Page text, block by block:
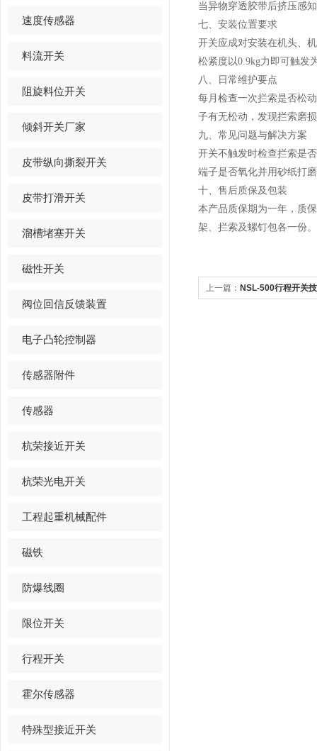
速度传感器
料流开关
阻旋料位开关
倾斜开关厂家
皮带纵向撕裂开关
皮带打滑开关
溜槽堵塞开关
磁性开关
阀位回信反馈装置
电子凸轮控制器
传感器附件
传感器
杭荣接近开关
杭荣光电开关
工程起重机械配件
磁铁
防爆线圈
限位开关
行程开关
霍尔传感器
特殊型接近开关
当异物穿透胶带后挤压感
七、安装位置要求
开关应成对安装在机头、
松紧度以0.9kg力即可触发
八、日常维护要点
每月检查一次拦索是否松
子有无松动，发现拦索磨
九、常见问题与解决方案
开关不触发时检查拦索是
端子是否氧化并用砂纸打
十、售后质保及包装
本产品质保期为一年，质
架、拦索及螺钉包各一份。
上一篇： NSL-500行程开关